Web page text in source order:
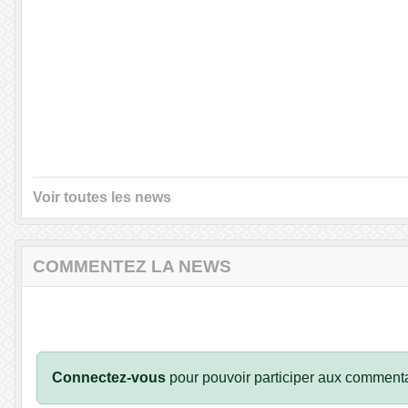
Voir toutes les news
COMMENTEZ LA NEWS
Connectez-vous pour pouvoir participer aux